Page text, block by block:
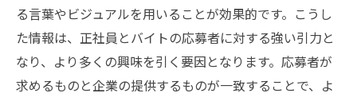
る言葉やビジュアルを用いることが効果的です。こうし
た情報は、正社員とバイトの応募者に対する強い引力と
なり、より多くの興味を引く要因となります。応募者が
求めるものと企業の提供するものが一致することで、よ